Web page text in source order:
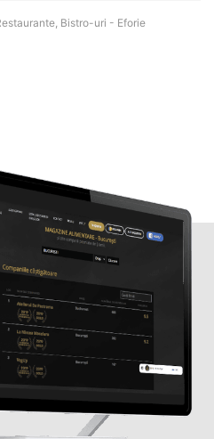
Bistro-uri - Eforie